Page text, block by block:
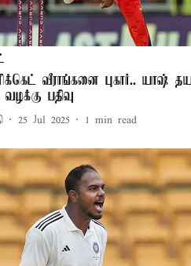
வீராங்கனை புகார்.. யாஷ்
பதிவு
25 Jul 2025 1 min read